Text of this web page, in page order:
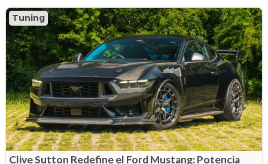
Tuning
Clive Sutton Redefine el Ford Mustang: Potencia